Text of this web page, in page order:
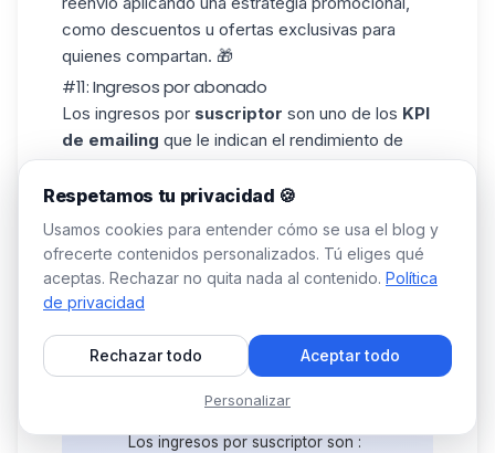
como descuentos u ofertas exclusivas para
quienes compartan. 🎁
#11: Ingresos por abonado
Los ingresos por suscriptor son uno de los KPI
de emailing que le indican el rendimiento de
cada correo electrónico de sucampaña de
email.
Cómo puedo conocer los ingresos por
suscriptor?
➡️ Cálculo: Ingresos por abonado = (ingresos
totales generados / número total de abonados)
Ejemplo:
- 2000 € generados.
Los ingresos por suscriptor son :
Respetamos tu privacidad 🍪
Usamos cookies para entender cómo se usa el blog y
ofrecerte contenidos personalizados. Tú eliges qué
aceptas. Rechazar no quita nada al contenido. Política
de privacidad
Rechazar todo Aceptar todo
Personalizar